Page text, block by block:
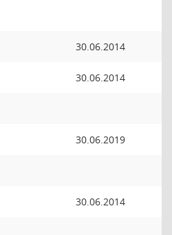
30.06.2014
30.06.2014
30.06.2019
30.06.2014